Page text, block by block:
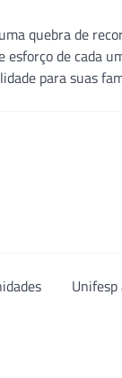
quebra de
de cada
para suas